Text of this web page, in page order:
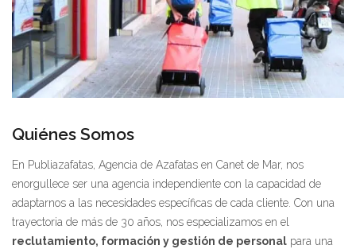
Quiénes Somos
En Publiazafatas, Agencia de Azafatas en Canet de Mar, nos
enorgullece ser una agencia independiente con la capacidad de
adaptarnos a las necesidades específicas de cada cliente. Con una
trayectoria de más de 30 años, nos especializamos en el
reclutamiento, formación y gestión de personal para una